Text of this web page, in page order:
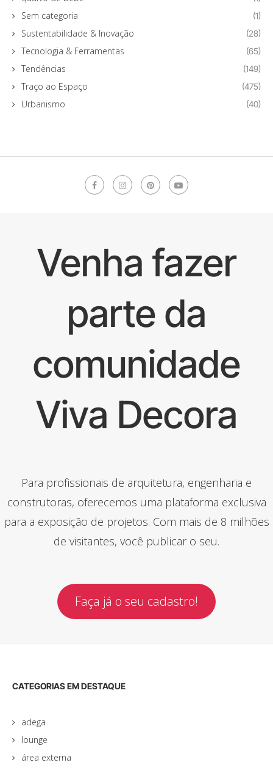
Sem categoria (1)
Sustentabilidade & Inovação (28)
Tecnologia & Ferramentas (65)
Tendências (149)
Traço ao Espaço (475)
Urbanismo (40)
Venha fazer
parte da
comunidade
Viva Decora
Para profissionais de arquitetura, engenharia e
construtoras, oferecemos uma plataforma exclusiva
para a exposição de projetos. Com mais de 8 milhões
de visitantes, você publicar o seu.
Faça já o seu cadastro!
CATEGORIAS EM DESTAQUE
adega
lounge
área externa